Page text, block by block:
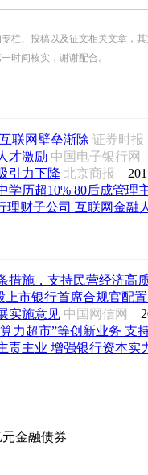
栏、投稿以及征文相关文章，
时间核实，谢谢配合。
联网壁垒渐除 证券时
才激励 中国电子银行网
引力下降 北京商报
学历超10% 80后成管理
理财子公司 互联网金融
措施，支持民营经济高
市银行首席合规官配
实施意见 中国网信网
力超市”等创新业务 支
责主业 增强银行资本实
金融债券